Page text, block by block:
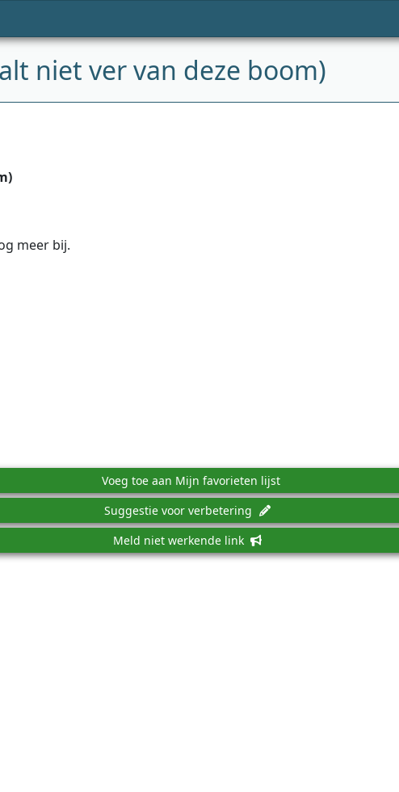
niet ver van deze boom)
meer bij.
Voeg toe aan Mijn favorieten lijst
Suggestie voor verbetering
Meld niet werkende link